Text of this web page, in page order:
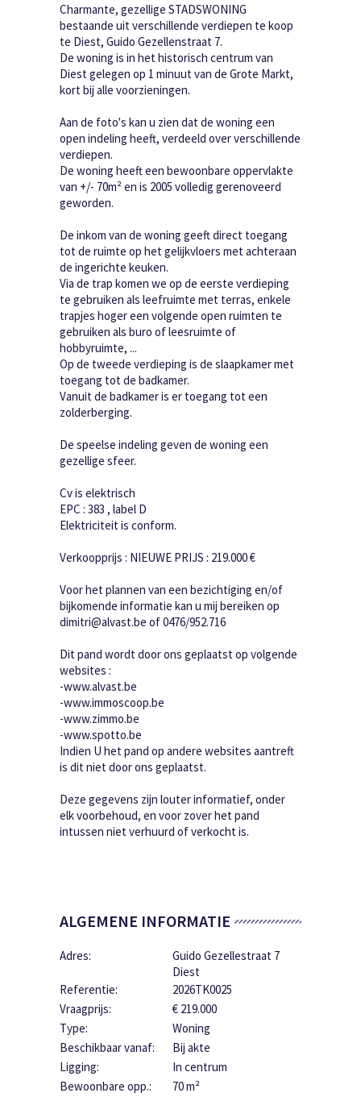
Charmante, gezellige STADSWONING
bestaande uit verschillende verdiepen te koop
te Diest, Guido Gezellenstraat 7.
De woning is in het historisch centrum van
Diest gelegen op 1 minuut van de Grote Markt,
kort bij alle voorzieningen.
Aan de foto's kan u zien dat de woning een
open indeling heeft, verdeeld over verschillende
verdiepen.
De woning heeft een bewoonbare oppervlakte
van +/- 70m² en is 2005 volledig gerenoveerd
geworden.
De inkom van de woning geeft direct toegang
tot de ruimte op het gelijkvloers met achteraan
de ingerichte keuken.
Via de trap komen we op de eerste verdieping
te gebruiken als leefruimte met terras, enkele
trapjes hoger een volgende open ruimten te
gebruiken als buro of leesruimte of
hobbyruimte, ...
Op de tweede verdieping is de slaapkamer met
toegang tot de badkamer.
Vanuit de badkamer is er toegang tot een
zolderberging.
De speelse indeling geven de woning een
gezellige sfeer.
Cv is elektrisch
EPC : 383 , label D
Elektriciteit is conform.
Verkoopprijs : NIEUWE PRIJS : 219.000 €
Voor het plannen van een bezichtiging en/of
bijkomende informatie kan u mij bereiken op
dimitri@alvast.be of 0476/952.716
Dit pand wordt door ons geplaatst op volgende
websites :
-www.alvast.be
-www.immoscoop.be
-www.zimmo.be
-www.spotto.be
Indien U het pand op andere websites aantreft
is dit niet door ons geplaatst.
Deze gegevens zijn louter informatief, onder
elk voorbehoud, en voor zover het pand
intussen niet verhuurd of verkocht is.
ALGEMENE INFORMATIE
Adres:
Guido Gezellestraat 7
Diest
Referentie:
2026TK0025
Vraagprijs:
€ 219.000
Type:
Woning
Beschikbaar vanaf:
Bij akte
Ligging:
In centrum
Bewoonbare opp.:
70 m²